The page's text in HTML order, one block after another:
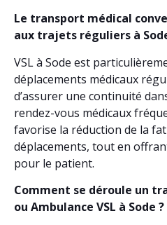
Le transport médical
aux trajets réguliers à
VSL à Sode est
déplacements médicaux
d’assurer une continuité
rendez-vous médicaux
favorise la réduction de la
déplacements, tout en
pour le patient.
Comment se déroule un
ou Ambulance VSL à Sode ?